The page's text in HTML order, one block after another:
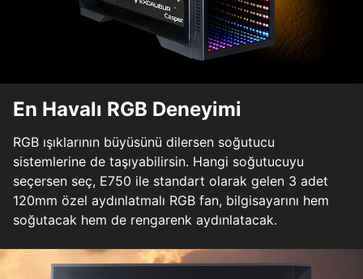
En Havalı RGB Deneyimi
RGB ışıklarının büyüsünü dilersen soğutucu
sistemlerine de taşıyabilirsin. Hangi soğutucuyu
seçersen seç, E750 ile standart olarak gelen 3 adet
120mm özel aydınlatmalı RGB fan, bilgisayarını hem
soğutacak hem de rengarenk aydınlatacak.